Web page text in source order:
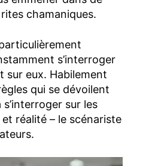
chamaniques.
s’interroger
sur eux. Habilement
qui se dévoilent
sur les
réalité – le scénariste